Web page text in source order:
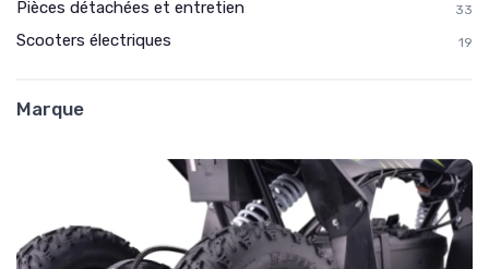
Pièces détachées et entretien 33
Scooters électriques 19
Marque